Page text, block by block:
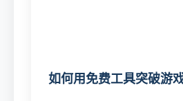
如何用免费工具突破游